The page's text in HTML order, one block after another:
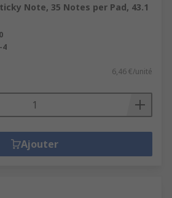
Note, 35 Notes per Pad, 43.1
4
6,46 €/unité
Ajouter